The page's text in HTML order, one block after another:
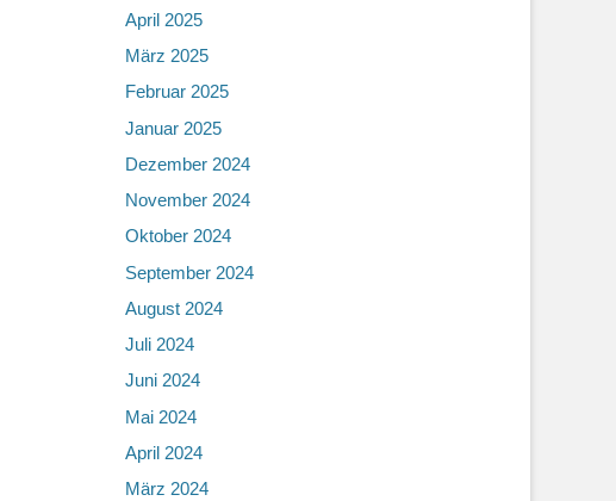
April 2025
März 2025
Februar 2025
Januar 2025
Dezember 2024
November 2024
Oktober 2024
September 2024
August 2024
Juli 2024
Juni 2024
Mai 2024
April 2024
März 2024